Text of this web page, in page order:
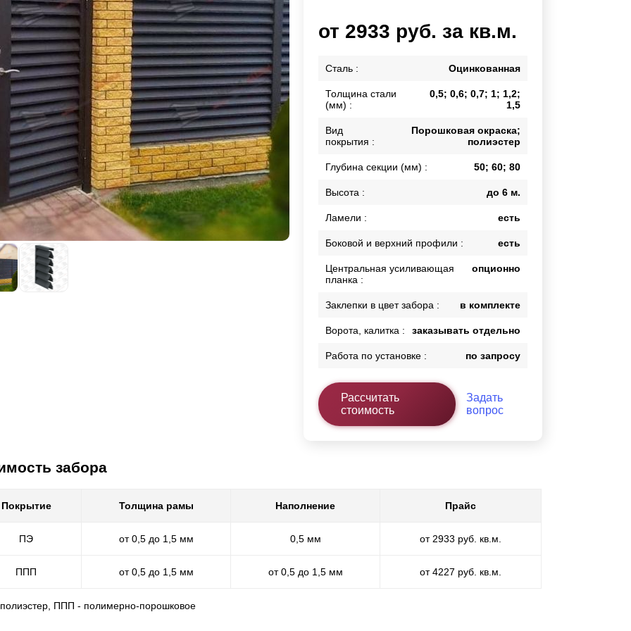
Горизонтальные заборы
Высокие заборы
Красивые, дизайнерские заборы
ВЫБОР ПО СПОСОБУ МОНТАЖА
Заборы под ключ
Готовые заборы
Комплекты заборов-лего "сделай сам"
Быстровозводимые заборы
Входные группы
ВСЕ ДЛЯ ЗАБОРА
от 2933 руб. за кв.м.
Сталь : Оцинкованная
Толщина стали
(мм) :
0,5; 0,6; 0,7; 1; 1,2;
1,5
Вид
покрытия :
Порошковая окраска;
полиэстер
Глубина секции (мм) : 50; 60; 80
Высота : до 6 м.
Ламели : есть
Боковой и верхний профили : есть
Центральная усиливающая
планка :
опционно
Заклепки в цвет забора : в комплекте
Ворота, калитка : заказывать отдельно
Работа по установке : по запросу
Рассчитать
стоимость
Задать
вопрос
забора
Покрытие Толщина рамы Наполнение Прайс
ПЭ от 0,5 до 1,5 мм 0,5 мм от 2933 руб. кв.м.
ППП от 0,5 до 1,5 мм от 0,5 до 1,5 мм от 4227 руб. кв.м.
ППП - полимерно-порошковое